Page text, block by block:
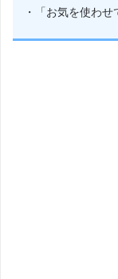
・「お気を使わせ